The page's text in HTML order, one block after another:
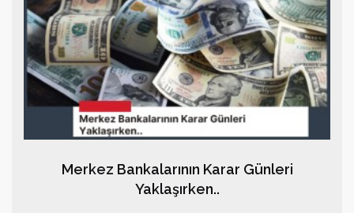
Merkez Bankalarının Karar Günleri
Yaklaşırken..